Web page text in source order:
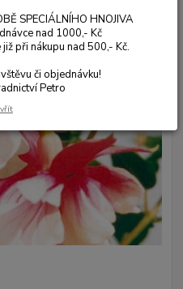
SPECIÁLNÍHO HNOJIVA
nad 1000,- Kč
při nákupu nad 500,- Kč.
či objednávku!
Petro